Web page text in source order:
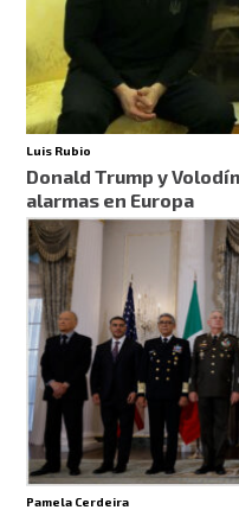
Luis Rubio
Donald Trump y
alarmas en Europa
Pamela Cerdeira